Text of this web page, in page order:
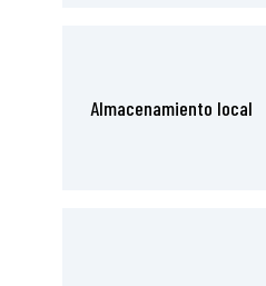
Almacenamiento local